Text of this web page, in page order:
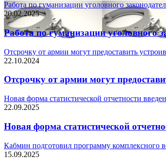
Работа по гуманизации уголовного
20.02.2025
Работа по гуманизации уголовного
Отсрочку от армии могут предоставить
22.10.2024
Отсрочку от армии могут
Новая форма статистической отчетности
22.09.2025
Новая форма статистической
Кабмин подготовил программу комплексного
15.09.2025